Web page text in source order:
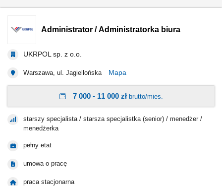
Administrator / Administratorka biura
UKRPOL sp. z o.o.
Warszawa, ul. Jagiellońska Mapa
7 000 - 11 000 złbrutto/mies.
starszy specjalista / starsza specjalistka (senior) / menedżer /
menedżerka
pełny etat
umowa o pracę
praca stacjonarna